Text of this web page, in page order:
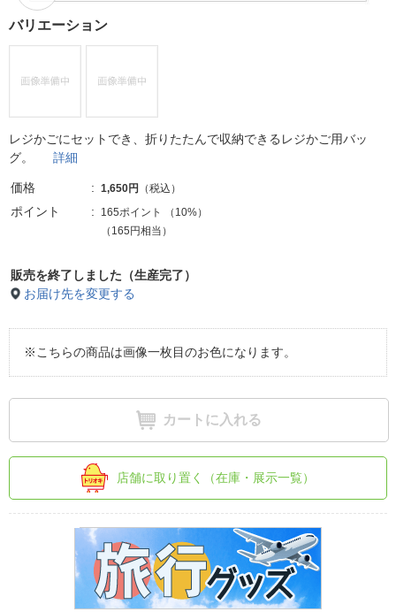
バリエーション
レジかごにセットでき、折りたたんで収納できるレジかご用バッ
グ。 詳細
価格 1,650円 （税込）
ポイント 165ポイント （ 10%）
（165円相当）
販売を終了しました（生産完了）
お届け先を変更する
※こちらの商品は画像一枚目のお色になります。
カートに入れる
店舗に取り置く（在庫・展示一覧）